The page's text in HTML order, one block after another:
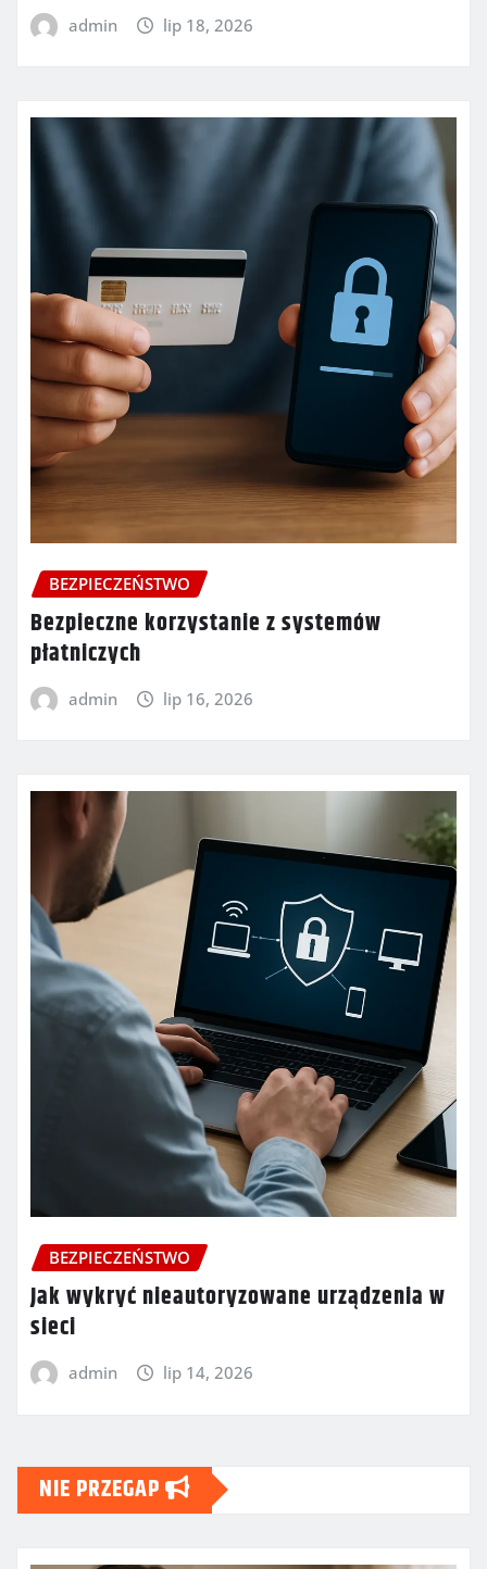
admin lip 18, 2026
BEZPIECZEŃSTWO
Bezpieczne korzystanie z systemów
płatniczych
admin lip 16, 2026
BEZPIECZEŃSTWO
Jak wykryć nieautoryzowane urządzenia w
sieci
admin lip 14, 2026
NIE PRZEGAP